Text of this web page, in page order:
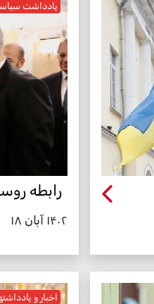
یادداشت
رابطه
۱۴۰۲ آبان ۱۸
اخبار و